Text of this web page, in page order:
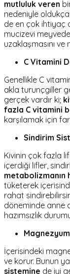
mutluluk veren
nedeniyle
de en çok ihtiyaç
mucizevi
uzaklaşmasını ve
C Vitamini
Genellikle C
akla turunçgiller
gerçek vardır ki;
fazla C vitamini
karşılamak için
Sindirim
Kivinin çok fazla
içerdiği lifler,
metabolizmanın
tüketerek
rahat
döneminde anne
hazımsızlık
Magnezyum
İçerisindeki
ve korur. Bunun
sistemine de iyi